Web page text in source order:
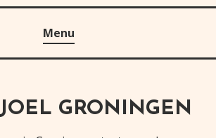
Menu
GRONINGEN